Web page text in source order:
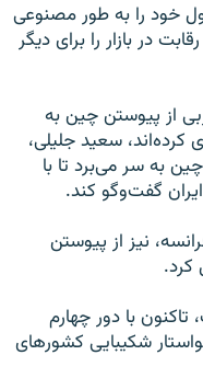
خود را به طور مصنوعی
در بازار را برای دیگر
از پیوستن چین به
کرده‌اند، سعید جلیلی،
به سر می‌برد تا با
گفت‌وگو کند.
نیز از پیوستن
کرد.
با دور چهارم
شکیبایی کشورهای